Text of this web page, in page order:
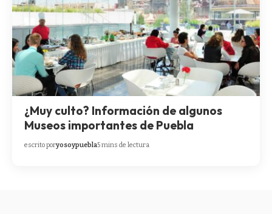
¿Muy culto? Información de algunos
Museos importantes de Puebla
escrito poryosoypuebla5 mins de lectura